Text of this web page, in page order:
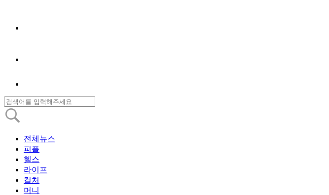
전체뉴스
피플
헬스
라이프
컬처
머니